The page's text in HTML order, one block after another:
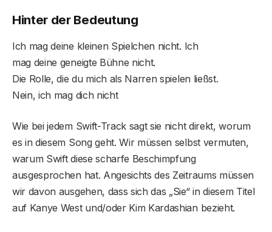
Hinter der Bedeutung
Ich mag deine kleinen Spielchen nicht. Ich
mag deine geneigte Bühne nicht.
Die Rolle, die du mich als Narren spielen ließst.
Nein, ich mag dich nicht
Wie bei jedem Swift-Track sagt sie nicht direkt, worum
es in diesem Song geht. Wir müssen selbst vermuten,
warum Swift diese scharfe Beschimpfung
ausgesprochen hat. Angesichts des Zeitraums müssen
wir davon ausgehen, dass sich das „Sie“ in diesem Titel
auf Kanye West und/oder Kim Kardashian bezieht.